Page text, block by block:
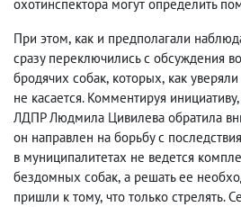
охотинспектора могут определить
При этом, как и предполагали
сразу переключились с обсуждения
бродячих собак, которых, как
не касается. Комментируя инициативу,
ЛДПР Людмила Цивилева обратила
он направлен на борьбу с
в муниципалитетах не ведется
бездомных собак, а решать ее
пришли к тому, что только стрелять.